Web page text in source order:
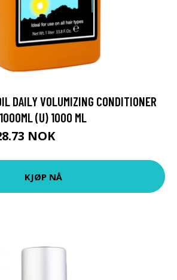
DAILY VOLUMIZING CONDITIONER
1000ML (U) 1000 ML
NOK
KJØP NÅ